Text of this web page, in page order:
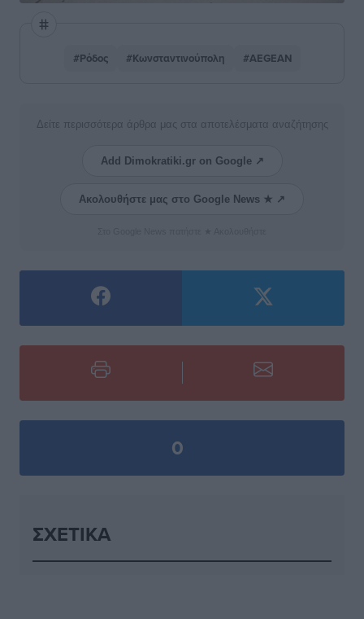
#Ρόδος #Κωνσταντινούπολη #AEGEAN
Δείτε περισσότερα άρθρα μας στα αποτελέσματα αναζήτησης
Add Dimokratiki.gr on Google ↗
Ακολουθήστε μας στο Google News ★ ↗
0
ΣΧΕΤΙΚΆ